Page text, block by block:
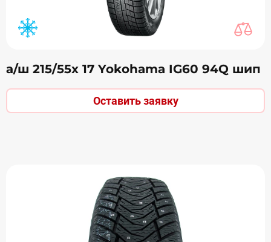
а/ш 215/55х 17 Yokohama IG60 94Q шип
Оставить заявку